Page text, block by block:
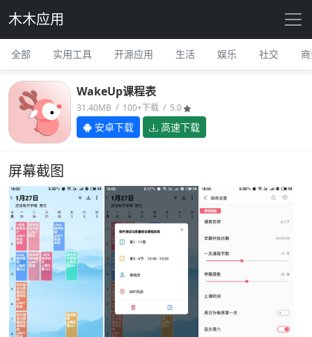
木木应用
全部 实用工具 开源应用 生活 娱乐 社交
WakeUp课程表
31.40MB / 100+下载 / 5.0
安卓下载 高速下载
屏幕截图